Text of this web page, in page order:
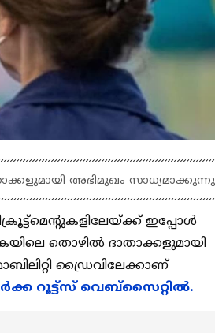
അഭിമുഖം സാധ്യമാക്കുന്നു
ഇപ്പോള്‍
തൊഴില്‍ ദാതാക്കളുമായി
ഡ്രൈവിലേക്കാണ്
റൂട്ട്സ് വെബ്സൈറ്റിൽ.